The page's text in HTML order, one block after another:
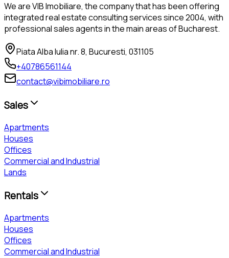
We are VIB Imobiliare, the company that has been offering
integrated real estate consulting services since 2004, with
professional sales agents in the main areas of Bucharest.
Piata Alba Iulia nr. 8, Bucuresti, 031105
+40786561144
contact@vibimobiliare.ro
Sales
Apartments
Houses
Offices
Commercial and Industrial
Lands
Rentals
Apartments
Houses
Offices
Commercial and Industrial